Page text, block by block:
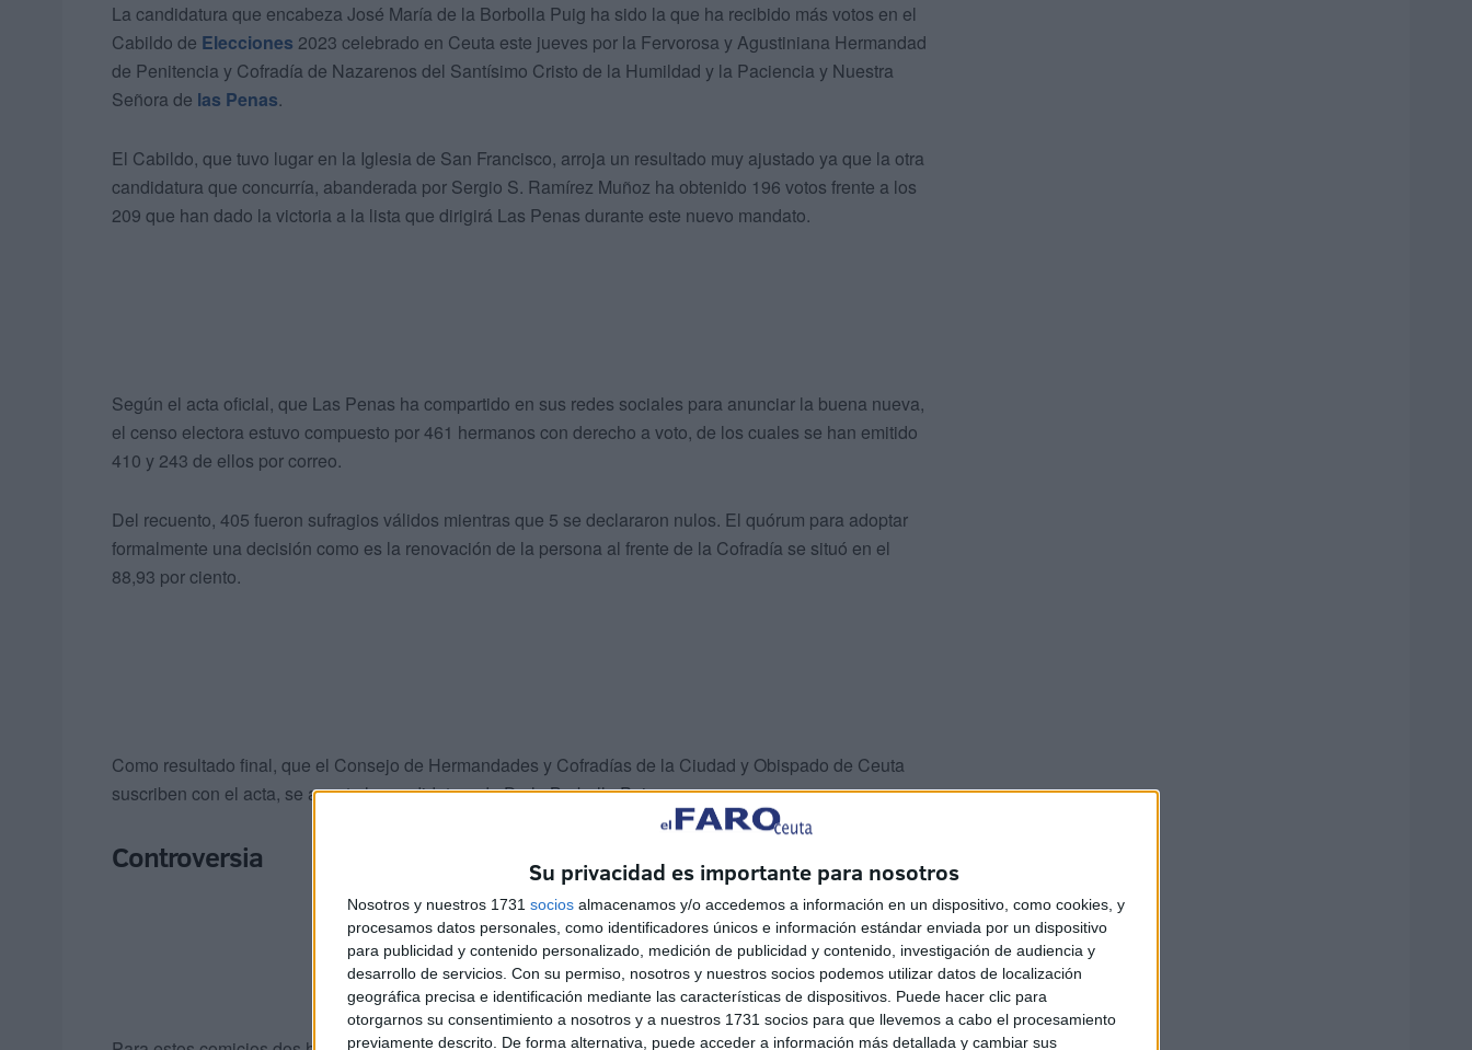
Su privacidad es importante para nosotros
Nosotros y nuestros 1731 socios almacenamos y/o accedemos a información en un dispositivo, como cookies, y
procesamos datos personales, como identificadores únicos e información estándar enviada por un dispositivo
para publicidad y contenido personalizado, medición de publicidad y contenido, investigación de audiencia y
desarrollo de servicios. Con su permiso, nosotros y nuestros socios podemos utilizar datos de localización
geográfica precisa e identificación mediante las características de dispositivos. Puede hacer clic para
otorgarnos su consentimiento a nosotros y a nuestros 1731 socios para que llevemos a cabo el procesamiento
previamente descrito. De forma alternativa, puede acceder a información más detallada y cambiar sus
La candidatura que encabeza José María de la Borbolla Puig ha sido la que ha recibido más votos en el
Cabildo de Elecciones 2023 celebrado en Ceuta este jueves por la Fervorosa y Agustiniana Hermandad
de Penitencia y Cofradía de Nazarenos del Santísimo Cristo de la Humildad y la Paciencia y Nuestra
Señora de las Penas.
El Cabildo, que tuvo lugar en la Iglesia de San Francisco, arroja un resultado muy ajustado ya que la otra
candidatura que concurría, abanderada por Sergio S. Ramírez Muñoz ha obtenido 196 votos frente a los
209 que han dado la victoria a la lista que dirigirá Las Penas durante este nuevo mandato.
Según el acta oficial, que Las Penas ha compartido en sus redes sociales para anunciar la buena nueva,
el censo electora estuvo compuesto por 461 hermanos con derecho a voto, de los cuales se han emitido
410 y 243 de ellos por correo.
Del recuento, 405 fueron sufragios válidos mientras que 5 se declararon nulos. El quórum para adoptar
formalmente una decisión como es la renovación de la persona al frente de la Cofradía se situó en el
88,93 por ciento.
Como resultado final, que el Consejo de Hermandades y Cofradías de la Ciudad y Obispado de Ceuta
suscriben con el acta, se acepta la candidatura de De la Borbolla Puig.
Controversia